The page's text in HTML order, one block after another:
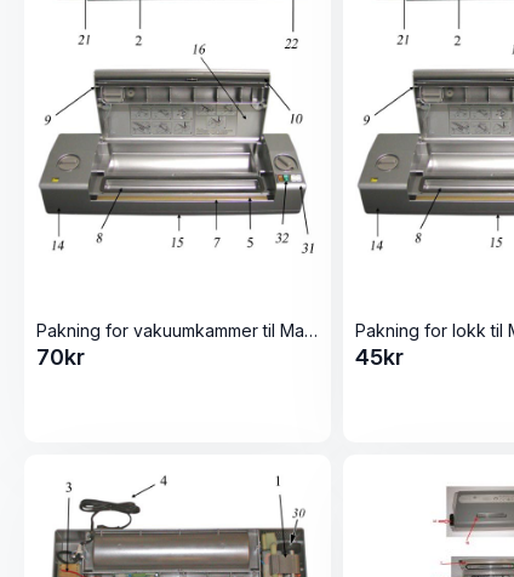
Pakning for vakuumkammer til Maxima og Champion
70kr 45kr